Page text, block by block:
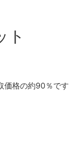
ト
価格の約90％です